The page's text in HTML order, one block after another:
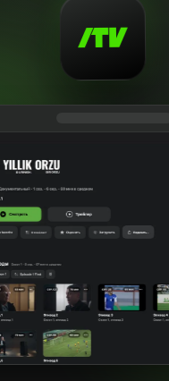
Убийственная жара